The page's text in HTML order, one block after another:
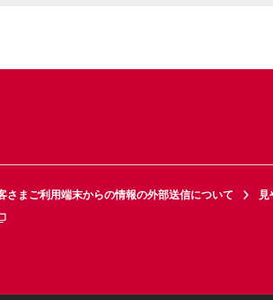
さまご利用端末からの情報の外部送信について
見